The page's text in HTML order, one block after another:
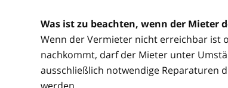
Was ist zu beachten, wenn der Mieter
Wenn der Vermieter nicht erreichbar ist
nachkommt, darf der Mieter unter
ausschließlich notwendige Reparaturen